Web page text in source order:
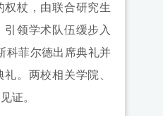
权杖，由联合研究生
引领学术队伍缓步入
科菲尔德出席典礼并
。两校相关学院、
证。